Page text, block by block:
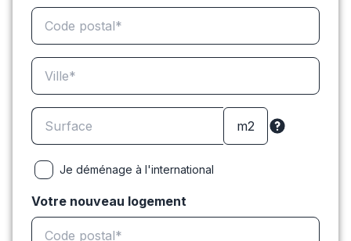
Je déménage à l'international
Votre nouveau logement